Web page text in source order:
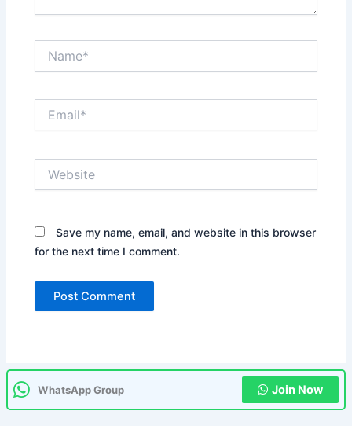
Save my name, email, and website in this browser
for the next time I comment.
WhatsApp Group Join Now